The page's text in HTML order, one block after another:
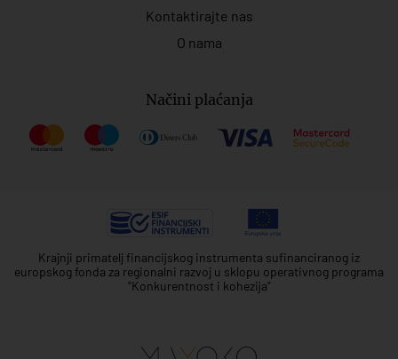
Kontaktirajte nas
O nama
Načini plaćanja
Krajnji primatelj financijskog instrumenta sufinanciranog iz
europskog fonda za regionalni razvoj u sklopu operativnog programa
"Konkurentnost i kohezija"